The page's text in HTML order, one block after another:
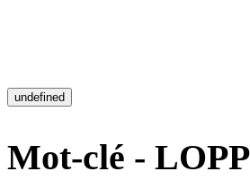
undefined
Mot-clé -